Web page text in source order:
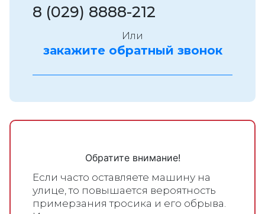
8 (029) 8888-212
Или
закажите обратный звонок
Обратите внимание!
Если часто оставляете машину на
улице, то повышается вероятность
примерзания тросика и его обрыва.